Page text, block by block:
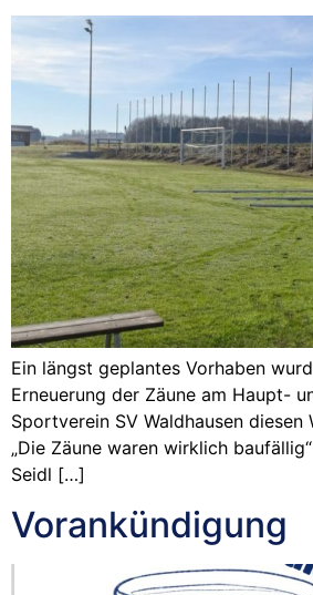
Ein längst geplantes Vorhaben
Erneuerung der Zäune am Haupt-
Sportverein SV Waldhausen diesen
„Die Zäune waren wirklich
Seidl […]
Vorankündigung